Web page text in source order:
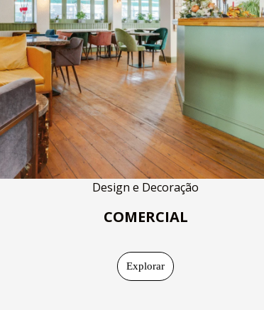
Design e Decoração
COMERCIAL
Explorar